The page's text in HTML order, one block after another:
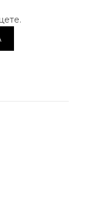
за машката кожа